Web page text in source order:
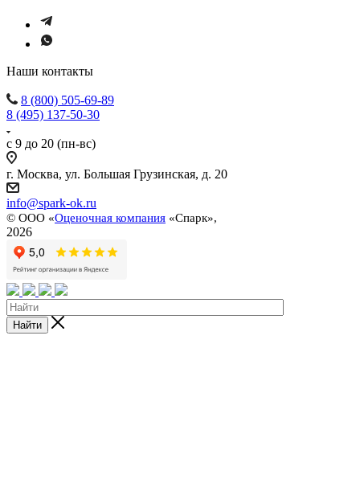
Наши контакты
8 (800) 505-69-89
8 (495) 137-50-30
с 9 до 20 (пн-вс)
г. Москва, ул. Большая Грузинская, д. 20
info@spark-ok.ru
© ООО «Оценочная компания «Спарк»,
2026
Найти